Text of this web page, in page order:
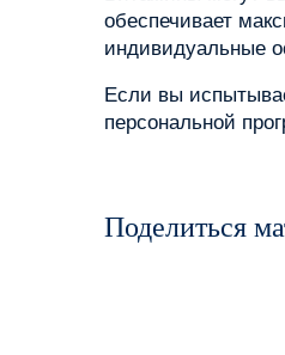
обеспечивает
индивидуальные
Если вы
персональной
Поделиться